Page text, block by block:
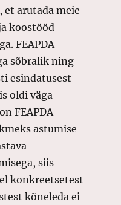
et arutada meie
koostööd
FEAPDA
sõbralik ning
esindatusest
oldi väga
FEAPDA
astumise
siis
konkreetsetest
kõneleda ei